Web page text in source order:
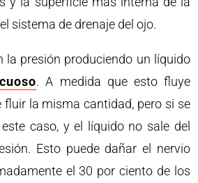
sistema de drenaje del ojo.
la presión produciendo un líquido
. A medida que esto fluye
fluir la misma cantidad, pero si se
caso, y el líquido no sale del
Esto puede dañar el nervio
el 30 por ciento de los